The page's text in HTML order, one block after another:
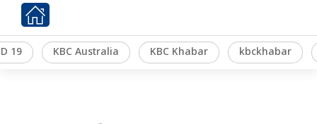
19 KBC Australia KBC Khabar kbckhabar